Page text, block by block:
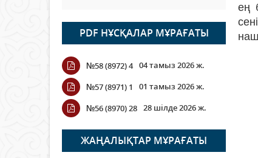
Open Air: Қызылорда
облысы полиция
департаменті 20 мыңнан
астам көрерменнің
қауіпсіздігін қамтамасыз етті
ҚАЛАЙ ӨТЕДІ?
06 тамыз 2026 ж. 253
PDF НҰСҚАЛАР МҰРАҒАТЫ
№58 (8972) 4 04 тамыз 2026 ж.
№57 (8971) 1
01 тамыз 2026 ж.
№56 (8970) 28 28 шілде 2026 ж.
ЖАҢАЛЫҚТАР МҰРАҒАТЫ
ең